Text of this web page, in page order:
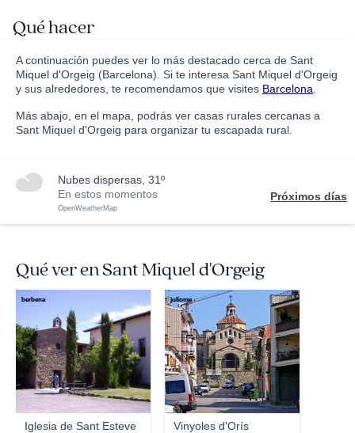
Qué hacer
A continuación puedes ver lo más destacado cerca de Sant
Miquel d'Orgeig (Barcelona). Si te interesa Sant Miquel d'Orgeig
y sus alrededores, te recomendamos que visites Barcelona
Más abajo, en el mapa, podrás ver casas rurales cercanas a
Sant Miquel d'Orgeig para organizar tu escapada rural.
nubes dispersas, 31º
En estos momentos
OpenWeatherMap
Próximos días
Qué ver en Sant Miquel d'Orgeig
Iglesia de Sant Esteve
berbena
Vinyoles d'Orís
juliome